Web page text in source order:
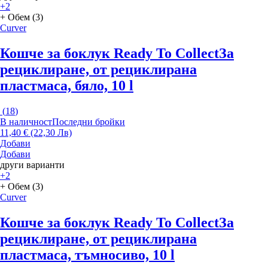
+2
+ Обем (3)
Curver
Кошче за боклук Ready To CollectЗа
рециклиране, от рециклирана
пластмаса, бяло, 10 l
(18)
В наличностПоследни бройки
11,40 € (22,30 Лв)
Добави
Добави
други варианти
+2
+ Обем (3)
Curver
Кошче за боклук Ready To CollectЗа
рециклиране, от рециклирана
пластмаса, тъмносиво, 10 l